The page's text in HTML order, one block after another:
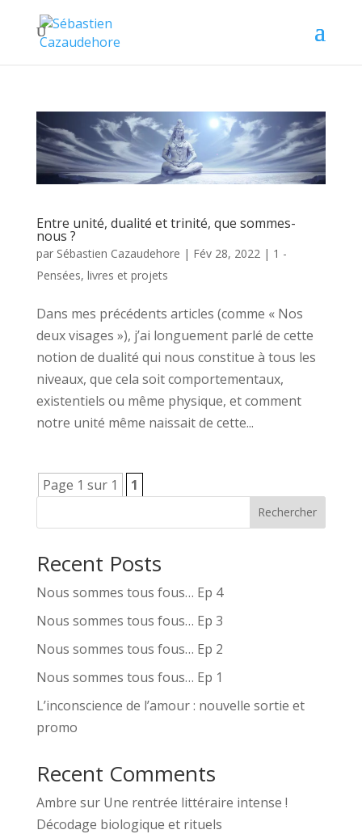
Entre unité, dualité et trinité, que sommes-
nous ?
par Sébastien Cazaudehore | Fév 28, 2022 | 1 -
Pensées, livres et projets
Dans mes précédents articles (comme « Nos
deux visages »), j’ai longuement parlé de cette
notion de dualité qui nous constitue à tous les
niveaux, que cela soit comportementaux,
existentiels ou même physique, et comment
notre unité même naissait de cette...
Page 1 sur 1 1
Rechercher
Recent Posts
Nous sommes tous fous… Ep 4
Nous sommes tous fous… Ep 3
Nous sommes tous fous… Ep 2
Nous sommes tous fous… Ep 1
L’inconscience de l’amour : nouvelle sortie et
promo
Recent Comments
Ambre sur Une rentrée littéraire intense !
Décodage biologique et rituels